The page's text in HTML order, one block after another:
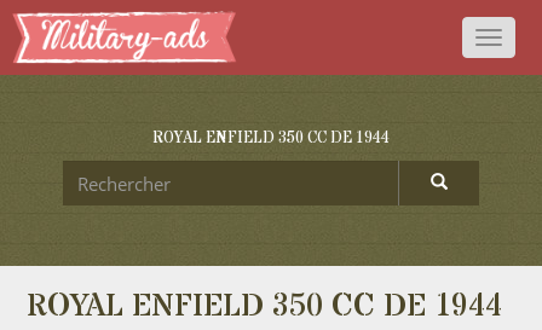
Toggle
ROYAL ENFIELD 350 CC DE 1944
ROYAL ENFIELD 350 CC DE 1944